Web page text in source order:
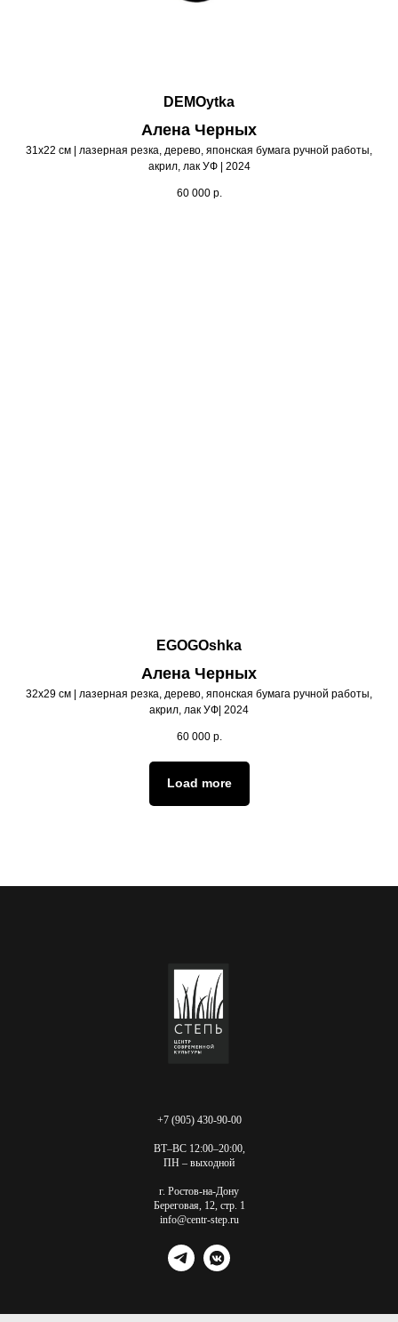
DEMOytka
Алена Черных
31х22 см | лазерная резка, дерево, японская бумага ручной работы,
акрил, лак УФ | 2024
60 000 р.
EGOGOshka
Алена Черных
32х29 см | лазерная резка, дерево, японская бумага ручной работы,
акрил, лак УФ| 2024
60 000 р.
Load more
+7 (905) 430-90-00
ВТ–ВС 12:00–20:00,
ПН – выходной
г. Ростов-на-Дону
Береговая, 12, стр. 1
info@centr-step.ru